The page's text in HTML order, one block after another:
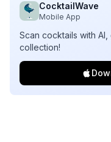
CocktailWave
Mobile App
Scan cocktails with
collection!